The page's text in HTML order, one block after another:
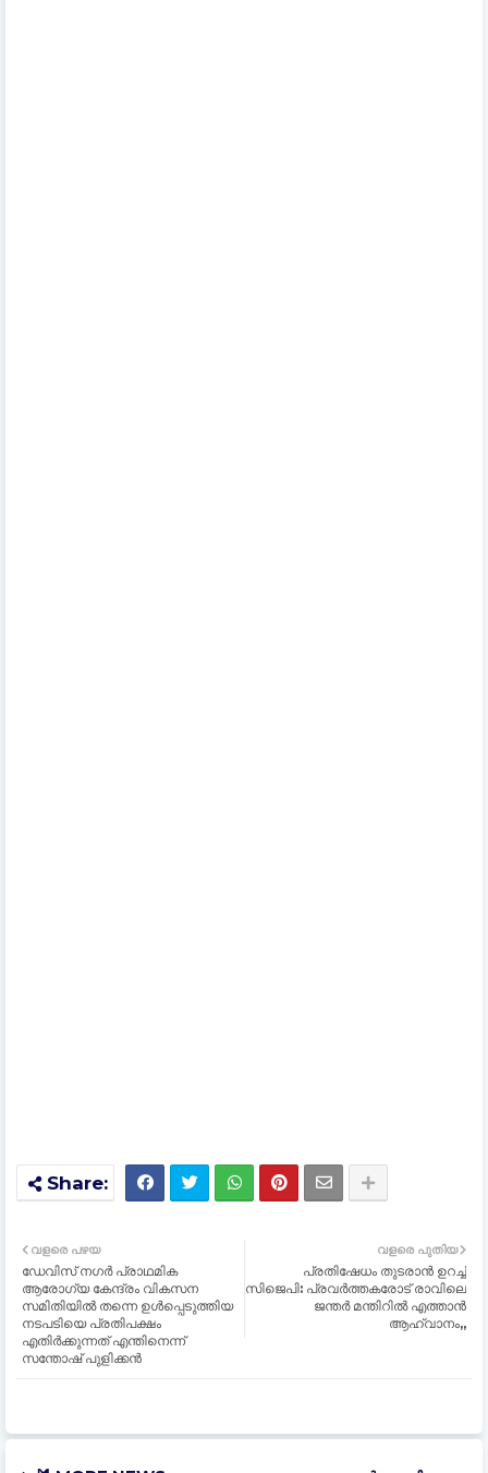
വളരെ പുതിയ
പ്രതിഷേധം തുടരാൻ ഉറച്ച്‌
സിജെപി: പ്രവർത്തകരോട് രാവിലെ
ജന്തര്‍ മന്തിറില്‍ എത്താൻ
ആഹ്വാനം,,
വളരെ പഴയ
ഡേവിസ് നഗർ പ്രാഥമിക
ആരോഗ്യ കേന്ദ്രം വികസന
സമിതിയിൽ തന്നെ ഉൾപ്പെടുത്തിയ
നടപടിയെ പ്രതിപക്ഷം
എതിർക്കുന്നത് എന്തിനെന്ന്
സന്തോഷ് പുളിക്കൻ